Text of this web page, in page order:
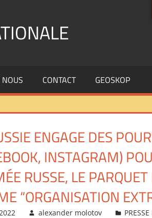
CONTACT GEOSKOP
ENGAGE DES
INSTAGRAM)
RUSSE, LE
“ORGANISATION
alexander molotov